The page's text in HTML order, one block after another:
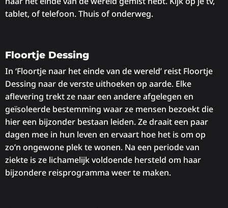
tablet, of telefoon. Thuis of onderweg.
Floortje Dessing
In ‘Floortje naar het einde van de wereld’ reist Floortje
Dessing naar de verste uithoeken op aarde. Elke
aflevering trekt ze naar een andere afgelegen en
geïsoleerde bestemming waar ze mensen bezoekt die
hier een bijzonder bestaan leiden. Ze draait een paar
dagen mee in hun leven en ervaart hoe het is om op
zo’n ongewone plek te wonen. Na een periode van
ziekte is ze lichamelijk voldoende hersteld om haar
bijzondere reisprogramma weer te maken.